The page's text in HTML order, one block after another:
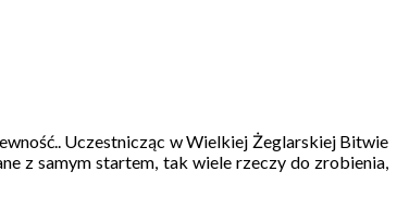
Uczestnicząc w Wielkiej Żeglarskiej Bitwie
z samym startem, tak wiele rzeczy do zrobienia,